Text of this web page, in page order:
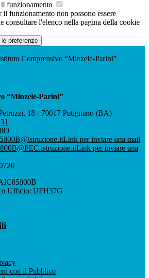
funzionamento
il funzionamento non possono essere
consultare l'elenco nella pagina della cookie
preferenze
Comprensivo “Minzele-Parini”
“Minzele-Parini”
18 - 70017 Putignano (BA)
Link per inviare una mail
Link per inviare una
Ufficio: UFH37G
con il Pubblico